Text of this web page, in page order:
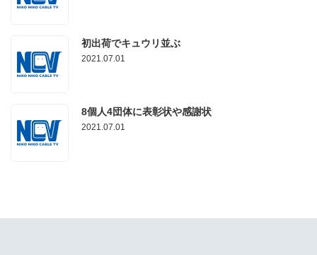
初出荷でキュウリ並ぶ
2021.07.01
8個人4団体に表彰状や感謝状
2021.07.01